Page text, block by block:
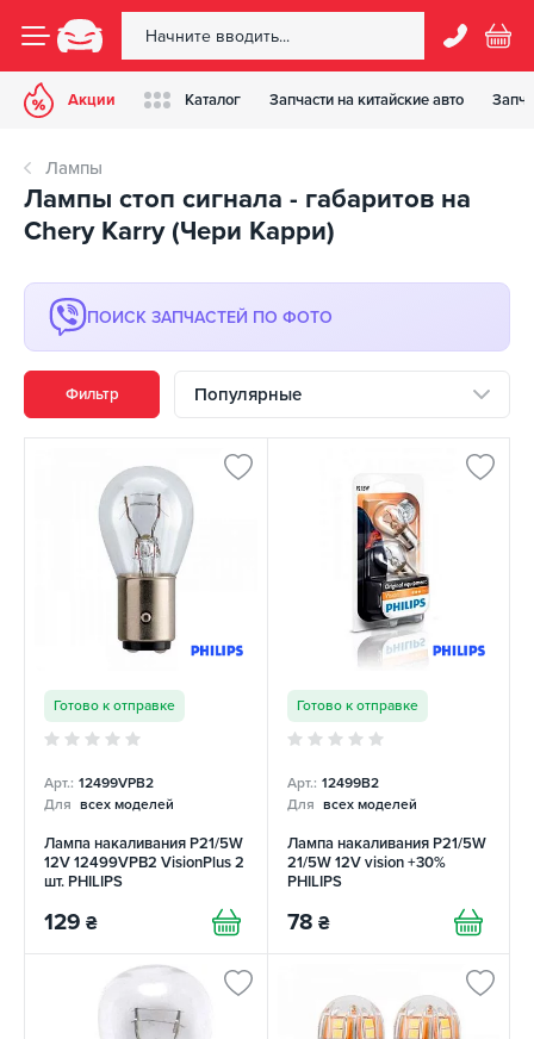
Акции Каталог Запчасти на китайские авто
Лампы
Лампы стоп сигнала - габаритов на
Chery Karry (Чери Карри)
ПОИСК ЗАПЧАСТЕЙ ПО ФОТО
Фильтр Популярные
Готово к отправке
Арт.: 12499VPB2
Для всех моделей
Лампа накаливания P21/5W
12V 12499VPB2 VisionPlus 2
шт. PHILIPS
129 ₴
Готово к отправке
Арт.: 12499B2
Для всех моделей
Лампа накаливания P21/5W
21/5W 12V vision +30%
PHILIPS
78 ₴